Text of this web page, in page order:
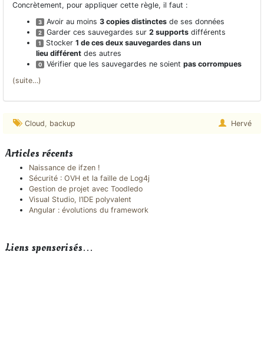
Concrètement, pour appliquer cette règle, il faut :
3 Avoir au moins 3 copies distinctesde ses données
2 Garder ces sauvegardes sur 2 supportsdifférents
1 Stocker 1 de ces deux sauvegardes dans un
lieu différent des autres
0 Vérifier que les sauvegardes ne soient pas corrompues
(suite…)
Cloud backup Hervé
Articles récents
Naissance de ifzen !
Sécurité : OVH et la faille de Log4j
Gestion de projet avec Toodledo
Visual Studio, l’IDE polyvalent
Angular : évolutions du framework
Liens sponsorisés…